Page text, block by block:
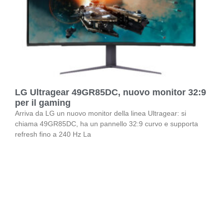
LG Ultragear 49GR85DC, nuovo monitor 32:9
per il gaming
Arriva da LG un nuovo monitor della linea Ultragear: si
chiama 49GR85DC, ha un pannello 32:9 curvo e supporta
refresh fino a 240 Hz La